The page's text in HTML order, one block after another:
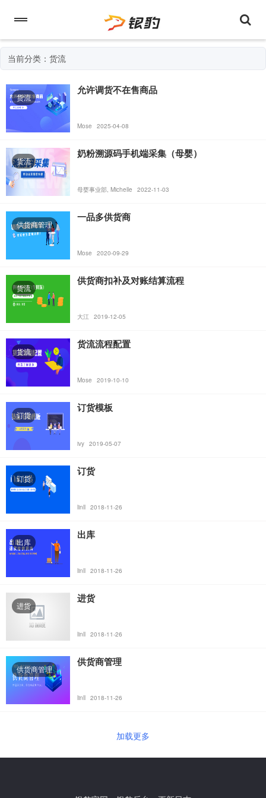
当前分类：货流
货流
允许调货不在售商品
Mose 2025-04-08
货流
奶粉溯源码手机端采集（母婴）
母婴事业部, Michelle 2022-11-03
供货商管理
一品多供货商
Mose 2020-09-29
货流
供货商扣补及对账结算流程
大江 2019-12-05
货流
货流流程配置
Mose 2019-10-10
订货
订货模板
ivy 2019-05-07
订货
订货
linll 2018-11-26
出库
出库
linll 2018-11-26
进货
进货
linll 2018-11-26
供货商管理
供货商管理
linll 2018-11-26
加载更多